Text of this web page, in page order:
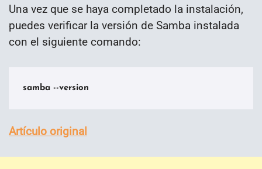
Una vez que se haya completado la instalación,
puedes verificar la versión de Samba instalada
con el siguiente comando:
samba --version
Artículo original